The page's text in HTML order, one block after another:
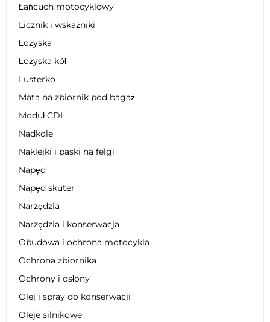
Łańcuch motocyklowy
Licznik i wskaźniki
Łożyska
Łożyska kół
Lusterko
Mata na zbiornik pod bagaż
Moduł CDI
Nadkole
Naklejki i paski na felgi
Napęd
Napęd skuter
Narzędzia
Narzędzia i konserwacja
Obudowa i ochrona motocykla
Ochrona zbiornika
Ochrony i osłony
Olej i spray do konserwacji
Oleje silnikowe